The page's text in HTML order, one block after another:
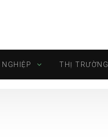
NGHIỆP THỊ TRƯỜNG